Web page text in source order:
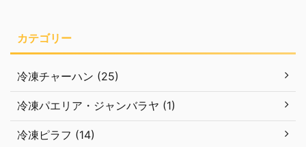
カテゴリー
冷凍チャーハン (25)
冷凍パエリア・ジャンバラヤ (1)
冷凍ピラフ (14)